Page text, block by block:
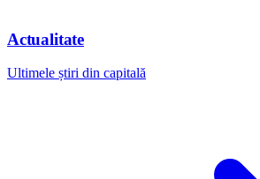
Actualitate
Ultimele știri din capitală